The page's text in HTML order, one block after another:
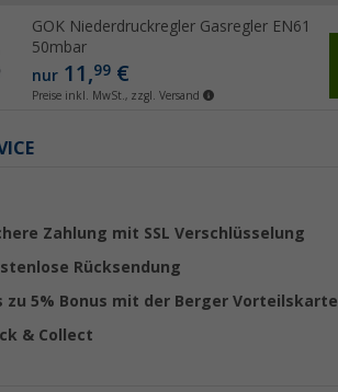
GOK Niederdruckregler Gasregler EN61
50mbar
nur11,99€
Preise inkl. MwSt., zzgl. Versand
Zahlung mit SSL Verschlüsselung
Rücksendung
zu 5% Bonus mit der Berger Vorteilskarte
& Collect